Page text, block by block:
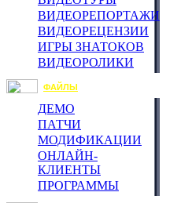
ВИДЕОРЕПОРТАЖИ
ВИДЕОРЕЦЕНЗИИ
ИГРЫ ЗНАТОКОВ
ВИДЕОРОЛИКИ
ФАЙЛЫ
ДЕМО
ПАТЧИ
МОДИФИКАЦИИ
ОНЛАЙН-
КЛИЕНТЫ
ПРОГРАММЫ